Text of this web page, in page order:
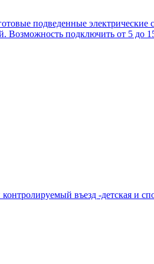
подведенные
Возможность подключить от 5 до
въезд -детская и